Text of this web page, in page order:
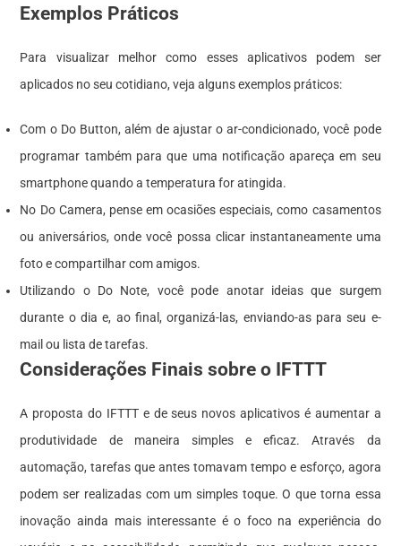
Exemplos Práticos
Para visualizar melhor como esses aplicativos podem ser
aplicados no seu cotidiano, veja alguns exemplos práticos:
Com o Do Button, além de ajustar o ar-condicionado, você pode
programar também para que uma notificação apareça em seu
smartphone quando a temperatura for atingida.
No Do Camera, pense em ocasiões especiais, como casamentos
ou aniversários, onde você possa clicar instantaneamente uma
foto e compartilhar com amigos.
Utilizando o Do Note, você pode anotar ideias que surgem
durante o dia e, ao final, organizá-las, enviando-as para seu e-
mail ou lista de tarefas.
Considerações Finais sobre o IFTTT
A proposta do IFTTT e de seus novos aplicativos é aumentar a
produtividade de maneira simples e eficaz. Através da
automação, tarefas que antes tomavam tempo e esforço, agora
podem ser realizadas com um simples toque. O que torna essa
inovação ainda mais interessante é o foco na experiência do